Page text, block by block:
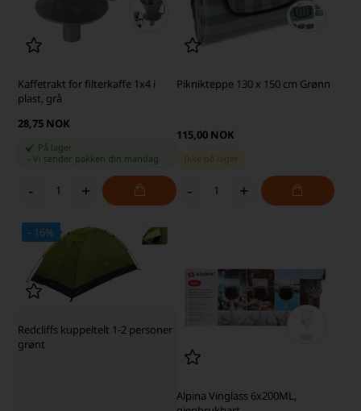
Kaffetrakt for filterkaffe 1x4 i
plast, grå
28,75 NOK
På lager
-Vi sender pakken din mandag
- +
Piknikteppe 130 x 150 cm Grønn
115,00 NOK
Ikke på lager
- +
- 16% SKARP PRIS · SKARP PRIS
Redcliffs kuppeltelt 1-2 personer
grønt
Alpina Vinglass 6x200ML,